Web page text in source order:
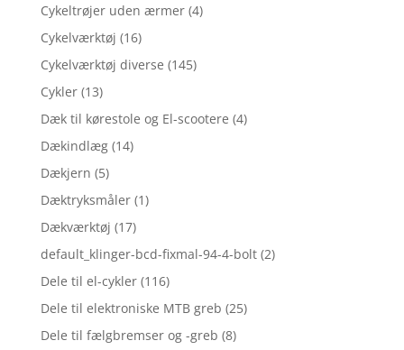
Cykeltrøjer uden ærmer (4)
Cykelværktøj (16)
Cykelværktøj diverse (145)
Cykler (13)
Dæk til kørestole og El-scootere (4)
Dækindlæg (14)
Dækjern (5)
Dæktryksmåler (1)
Dækværktøj (17)
default_klinger-bcd-fixmal-94-4-bolt (2)
Dele til el-cykler (116)
Dele til elektroniske MTB greb (25)
Dele til fælgbremser og -greb (8)